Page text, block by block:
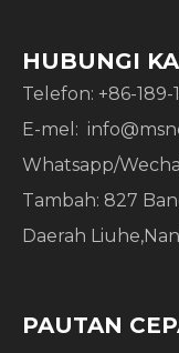
HUBUNGI
Telefon: +86-189-
​​E-mel:
Whatsapp/
Tambah: 827
Daerah
PAUTAN